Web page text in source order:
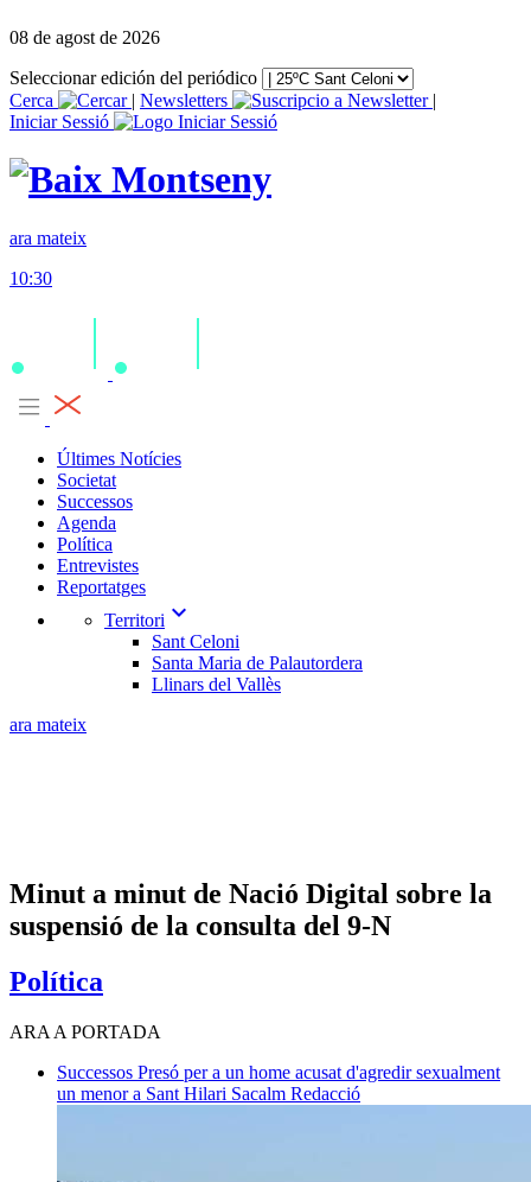
08 de agost de 2026
Seleccionar edición del periódico
Cerca
| Newsletters
|
Iniciar Sessió
ara mateix
10:30
Últimes Notícies
Societat
Successos
Agenda
Política
Entrevistes
Reportatges
Territori expand_more
Sant Celoni
Santa Maria de Palautordera
Llinars del Vallès
ara mateix
Minut a minut de Nació Digital sobre la
suspensió de la consulta del 9-N
Política
ARA A PORTADA
Successos Presó per a un home acusat d'agredir sexualment
un menor a Sant Hilari Sacalm Redacció